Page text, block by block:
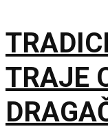
TRAJE